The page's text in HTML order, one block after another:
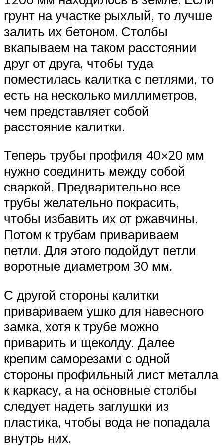
грунт на участке рыхлый, то лучше
залить их бетоном. Столбы
вкапываем на таком расстоянии
друг от друга, чтобы туда
поместилась калитка с петлями, то
есть на несколько миллиметров,
чем представляет собой
расстояние калитки.
Теперь трубы профиля 40×20 мм
нужно соединить между собой
сваркой. Предварительно все
трубы желательно покрасить,
чтобы избавить их от ржавчины.
Потом к трубам привариваем
петли. Для этого подойдут петли
воротные диаметром 30 мм.
С другой стороны калитки
привариваем ушко для навесного
замка, хотя к трубе можно
приварить и щеколду. Далее
крепим саморезами с одной
стороны профильный лист металла
к каркасу, а на основные столбы
следует надеть заглушки из
пластика, чтобы вода не попадала
внутрь них.